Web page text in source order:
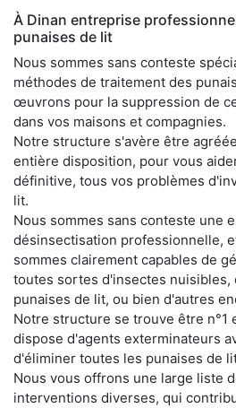
À Dinan entreprise
punaises de lit
Nous sommes sans conteste
méthodes de traitement des
œuvrons pour la suppression de
dans vos maisons et compagnies.
Notre structure s'avère être
entière disposition, pour vous
définitive, tous vos problèmes
lit.
Nous sommes sans conteste une
désinsectisation professionnelle,
sommes clairement capables de
toutes sortes d'insectes nuisibles,
punaises de lit, ou bien d'autres
Notre structure se trouve être n°1
dispose d'agents exterminateurs
d'éliminer toutes les punaises de
Nous vous offrons une large liste
interventions diverses, qui